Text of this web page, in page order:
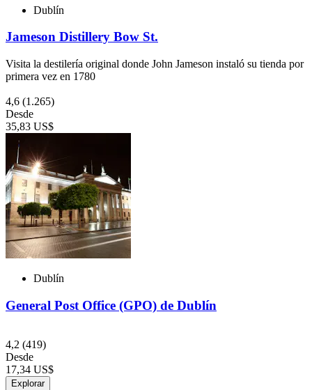
Dublín
Jameson Distillery Bow St.
Visita la destilería original donde John Jameson instaló su tienda por
primera vez en 1780
4,6 (1.265)
Desde
35,83 US$
Dublín
General Post Office (GPO) de Dublín
4,2 (419)
Desde
17,34 US$
Explorar